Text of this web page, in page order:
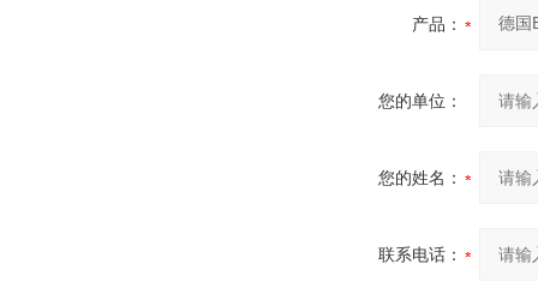
产品：
您的单位：
您的姓名：
联系电话：